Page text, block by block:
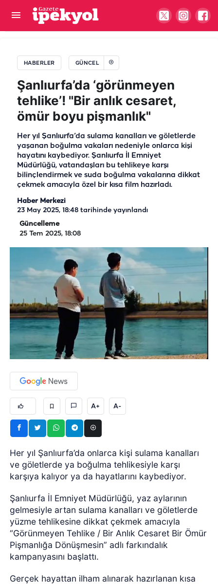
HABERLER GÜNCEL
Şanlıurfa’da ‘görünmeyen
tehlike’! "Bir anlık cesaret,
ömür boyu pişmanlık"
Her yıl Şanlıurfa’da sulama kanalları ve göletlerde
yaşanan boğulma vakaları nedeniyle onlarca kişi
hayatını kaybediyor. Şanlıurfa İl Emniyet
Müdürlüğü, vatandaşları bu tehlikeye karşı
bilinçlendirmek ve suda boğulma vakalarına dikkat
çekmek amacıyla özel bir kısa film hazırladı.
Haber Merkezi
23 May 2025, 18:48 tarihinde yayınlandı
Güncelleme
25 Tem 2025, 18:08
A+ A-
Her yıl Şanlıurfa’da onlarca kişi sulama kanalları
ve göletlerde ya boğulma tehlikesiyle karşı
karşıya kalıyor ya da hayatlarını kaybediyor.
Şanlıurfa İl Emniyet Müdürlüğü, yaz aylarının
gelmesiyle artan sulama kanalları ve göletlerde
yüzme tehlikesine dikkat çekmek amacıyla
“Görünmeyen Tehlike / Bir Anlık Cesaret Bir Ömür
Pişmanlığa Dönüşmesin” adlı farkındalık
kampanyasını başlattı.
Gerçek hayattan ilham alınarak hazırlanan kısa
Şanlıurfalı avukat, Urfa'nın yıllardır bitmeyen